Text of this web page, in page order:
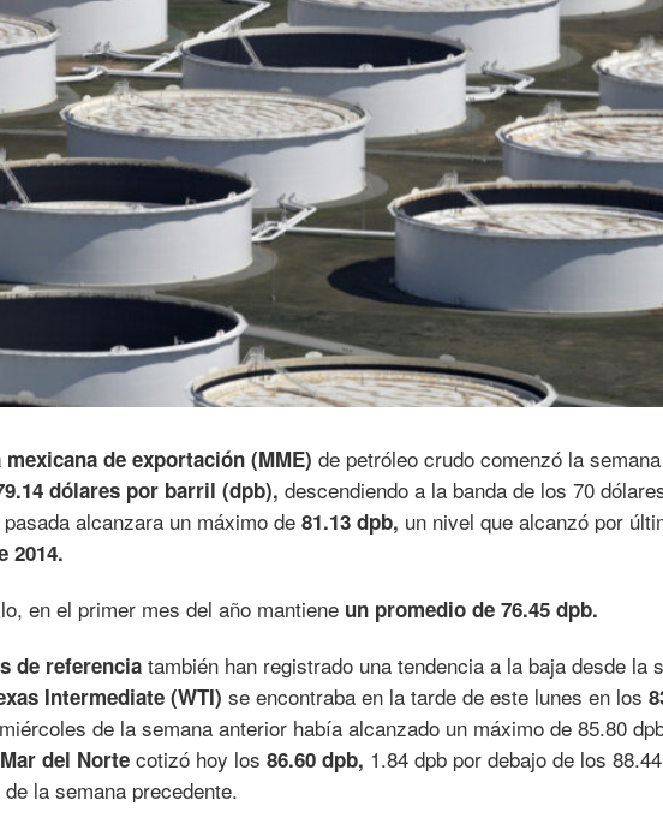
mexicana de exportación (MME) de petróleo crudo comenzó la
dólares por barril (dpb), descendiendo a la banda de los 70
alcanzara un máximo de 81.13 dpb, un nivel que alcanzó por
2014.
en el primer mes del año mantiene un promedio de 76.45 dpb.
de referencia también han registrado una tendencia a la baja desde la
Intermediate (WTI) se encontraba en la tarde de este lunes en los
de la semana anterior había alcanzado un máximo de 85.80
del Norte cotizó hoy los 86.60 dpb, 1.84 dpb por debajo de los
la semana precedente.